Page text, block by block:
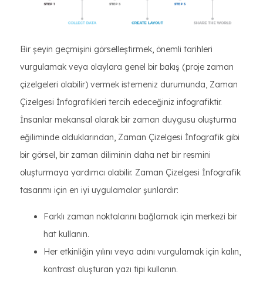
Bir şeyin geçmişini görselleştirmek, önemli tarihleri
vurgulamak veya olaylara genel bir bakış (proje zaman
çizelgeleri olabilir) vermek istemeniz durumunda, Zaman
Çizelgesi İnfografikleri tercih edeceğiniz infografiktir.
İnsanlar mekansal olarak bir zaman duygusu oluşturma
eğiliminde olduklarından, Zaman Çizelgesi İnfografik gibi
bir görsel, bir zaman diliminin daha net bir resmini
oluşturmaya yardımcı olabilir. Zaman Çizelgesi İnfografik
tasarımı için en iyi uygulamalar şunlardır:
Farklı zaman noktalarını bağlamak için merkezi bir
hat kullanın.
Her etkinliğin yılını veya adını vurgulamak için kalın,
kontrast oluşturan yazı tipi kullanın.